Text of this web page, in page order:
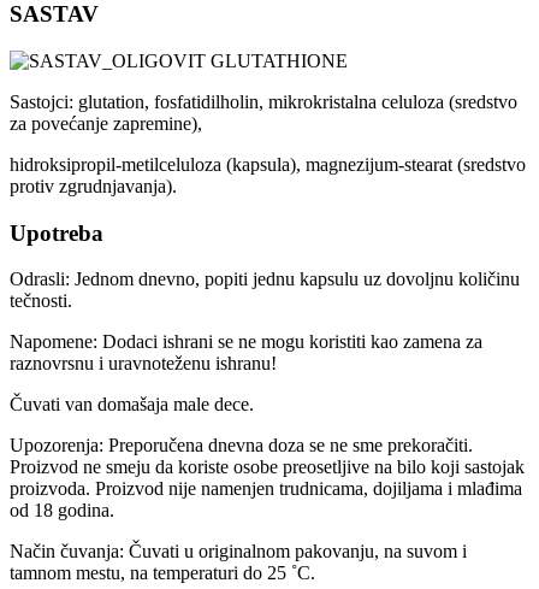
SASTAV
Sastojci: glutation, fosfatidilholin, mikrokristalna celuloza (sredstvo
za povećanje zapremine),
hidroksipropil-metilceluloza (kapsula), magnezijum-stearat (sredstvo
protiv zgrudnjavanja).
Upotreba
Odrasli: Jednom dnevno, popiti jednu kapsulu uz dovoljnu količinu
tečnosti.
Napomene: Dodaci ishrani se ne mogu koristiti kao zamena za
raznovrsnu i uravnoteženu ishranu!
Čuvati van domašaja male dece.
Upozorenja: Preporučena dnevna doza se ne sme prekoračiti.
Proizvod ne smeju da koriste osobe preosetljive na bilo koji sastojak
proizvoda. Proizvod nije namenjen trudnicama, dojiljama i mlađima
od 18 godina.
Način čuvanja: Čuvati u originalnom pakovanju, na suvom i
tamnom mestu, na temperaturi do 25 ˚C.